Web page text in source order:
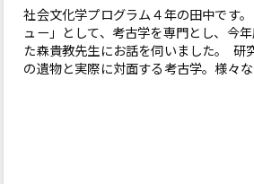
社会文化学プログラム４年の田中です
ュー」として、考古学を専門とし、今
た森貴教先生にお話を伺いました。 研
の遺物と実際に対面する考古学。様々